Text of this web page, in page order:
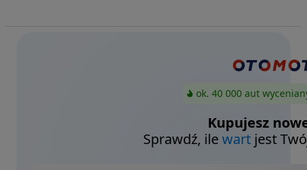
ok. 40 000 aut
Kupujesz
Sprawdź, ilewart jest